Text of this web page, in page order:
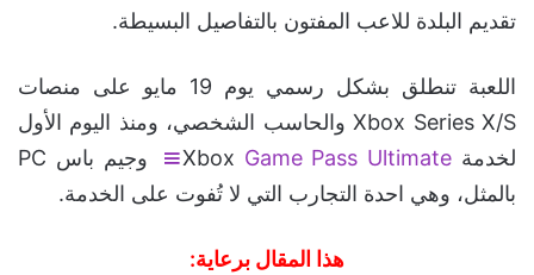
تقديم البلدة للاعب المفتون بالتفاصيل البسيطة.
اللعبة تنطلق بشكل رسمي يوم 19 مايو على منصات
Xbox Series X/S والحاسب الشخصي، ومنذ اليوم الأول
لخدمة Xbox Game Pass Ultimate
وجيم باس PC
بالمثل، وهي احدة التجارب التي لا تُفوت على الخدمة.
هذا المقال برعاية: